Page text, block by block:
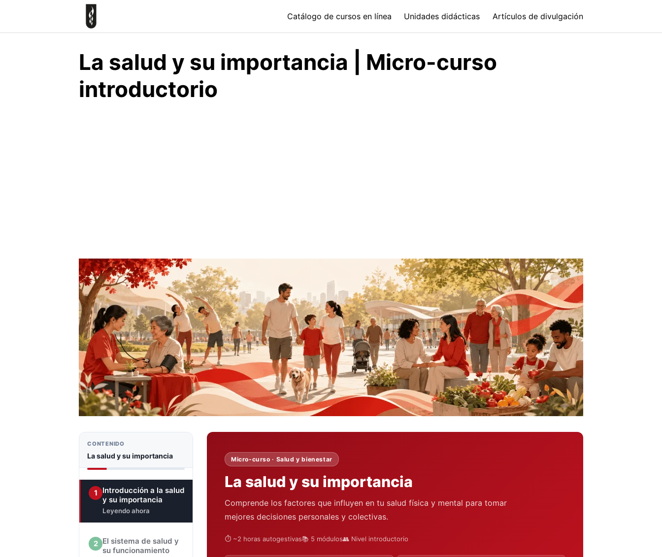
Catálogo de cursos en línea Unidades didácticas Artículos de divulgación
La salud y su importancia | Micro-curso
introductorio
CONTENIDO
La salud y su importancia
1
Introducción a la salud
y su importancia
Leyendo ahora
2 El sistema de salud y
su funcionamiento
Micro-curso · Salud y bienestar
La salud y su importancia
Comprende los factores que influyen en tu salud física y mental para tomar
mejores decisiones personales y colectivas.
⏱ ~2 horas autogestivas📚 5 módulos👥 Nivel introductorio